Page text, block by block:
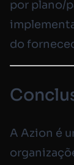
por plano/
do
A Azion é